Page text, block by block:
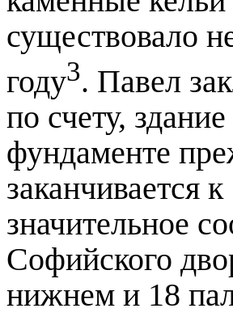
существовало
году3. Павел
по счету,
фундаменте
заканчивается к
значительное
Софийского
нижнем и 18